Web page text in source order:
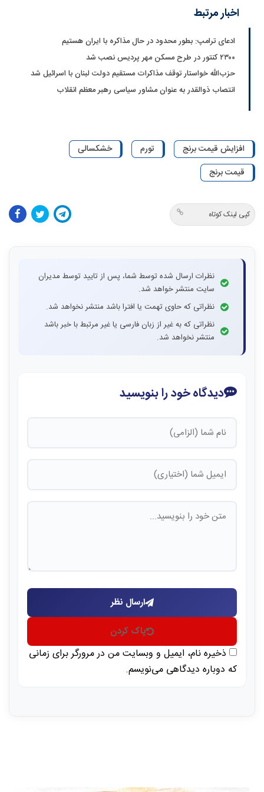
اخبار مرتبط
ادعای ترامپ: بطور محدود در حال مذاکره با ایران هستیم
۲۳۰۰ کنتور در طرح مسکن مهر پردیس نصب شد
حزب‌الله خواستار توقف مذاکرات مستقیم دولت لبنان با اسرائیل شد
انتصاب ذوالقدر به عنوان مشاور سیاسی رهبر معظم انقلاب
افزایش قیمت برنج تورم
خشکسالی
قیمت برنج
کپی لینک کوتاه
نظرات ارسال شده توسط شما، پس از تایید توسط مدیران
سایت منتشر خواهد شد.
نظراتی که حاوی تهمت یا افترا باشد منتشر نخواهد شد.
نظراتی که به غیر از زبان فارسی یا غیر مرتبط با خبر باشد
منتشر نخواهد شد.
دیدگاه خود را بنویسید
ارسال نظر
پاک کردن
ذخیره نام، ایمیل و وبسایت من در مرورگر برای زمانی
که دوباره دیدگاهی می‌نویسم.